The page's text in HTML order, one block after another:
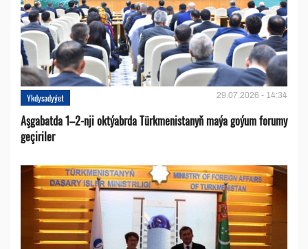
Ykdysadyýet 29.07.2026 - 14:34
Aşgabatda 1–2-nji oktýabrda Türkmenistanyň maýa goýum forumy
geçiriler